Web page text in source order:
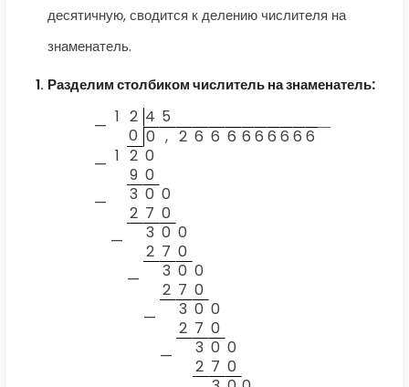
десятичную, сводится к делению числителя на
знаменатель.
Разделим столбиком числитель на знаменатель:
— 1 2 4 5
0 0 , 2 6 6 6 6 6 6 6 6 6
— 1 2 0
9 0
—
3 0 0
2 7 0
—
3 0 0
2 7 0
—
3 0 0
2 7 0
—
3 0 0
2 7 0
—
3 0 0
2 7 0